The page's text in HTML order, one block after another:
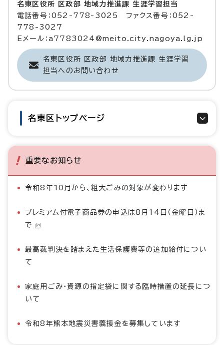
名東区役所 区政部 地域力推進課 生涯学習担当
電話番号：052-778-3025 ファクス番号：052-
778-3027
Eメール：a7783024@meito.city.nagoya.lg.jp
名東区役所 区政部 地域力推進課 生涯学習
担当へのお問い合わせ
名東区トップページ
重要なお知らせ
令和8年10月から、粗大ごみの対象が変わります
プレミアム付電子商品券の申込は8月14日（金曜日）ま
で
最高裁判決を踏まえた生活保護費等の追加給付につい
て
家庭用ごみ・資源の指定袋に関する臨時措置の延長につ
いて
令和8年熊本地震災害義援金を募集しています